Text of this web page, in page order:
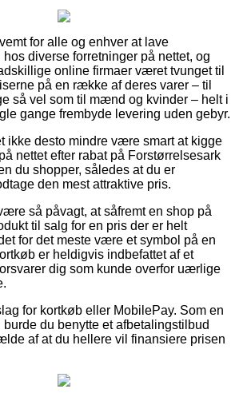
for alle og enhver at lave
diverse forretninger på nettet, og
online firmaer været tvunget til
på en række af deres varer – til
så vel som til mænd og kvinder – helt i
gange frembyde levering uden gebyr.
ikke desto mindre være smart at kigge
nettet efter rabat på Forstørrelsesark
du shopper, således at du er
den mest attraktive pris.
så påvagt, at såfremt en shop på
til salg for en pris der er helt
for det meste være et symbol på en
er heldigvis indbefattet af et
dig som kunde overfor uærlige
for kortkøb eller MobilePay. Som en
du benytte et afbetalingstilbud
af at du hellere vil finansiere prisen